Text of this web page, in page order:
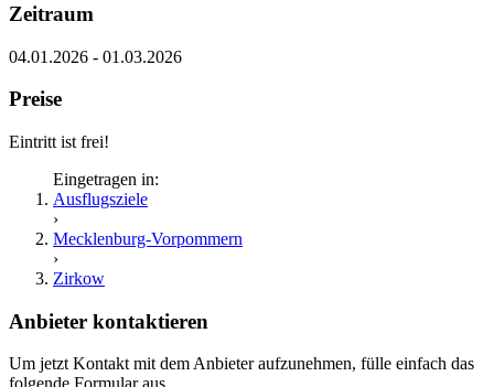
Zeitraum
04.01.2026 - 01.03.2026
Preise
Eintritt ist frei!
Eingetragen in:
Ausflugsziele
›
Mecklenburg-Vorpommern
›
Zirkow
Anbieter kontaktieren
Um jetzt Kontakt mit dem Anbieter aufzunehmen, fülle einfach das